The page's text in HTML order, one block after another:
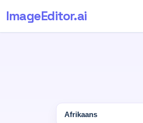
ImageEditor.ai
Afrikaans